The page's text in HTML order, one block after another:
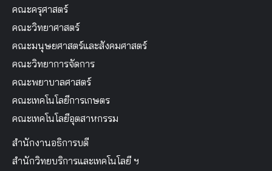
คณะครุศาสตร์
คณะวิทยาศาสตร์
คณะมนุษยศาสตร์และสังคมศาสตร์
คณะวิทยาการจัดการ
คณะพยาบาลศาสตร์
คณะเทคโนโลยีการเกษตร
คณะเทคโนโลยีอุตสาหกรรม
สำนักงานอธิการบดี
สำนักวิทยบริการและเทคโนโลยี ฯ